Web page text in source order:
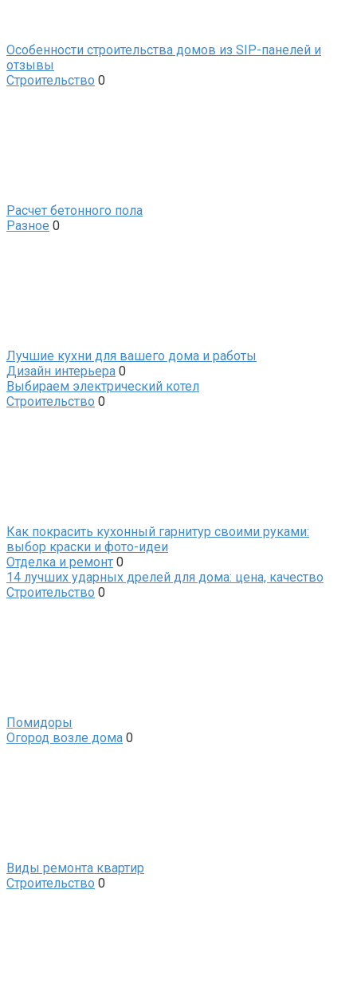
Особенности строительства домов из SIP-панелей и
отзывы
Строительство 0
Расчет бетонного пола
Разное 0
Лучшие кухни для вашего дома и работы
Дизайн интерьера 0
Выбираем электрический котел
Строительство 0
Как покрасить кухонный гарнитур своими руками:
выбор краски и фото-идеи
Отделка и ремонт 0
14 лучших ударных дрелей для дома: цена, качество
Строительство 0
Помидоры
Огород возле дома 0
Виды ремонта квартир
Строительство 0